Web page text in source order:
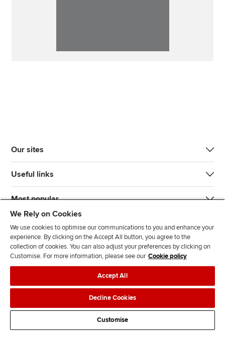
Our sites
Useful links
Most popular
n
s
l
l
o
w
l
l
o
w
T
k
d
s
Legal policiesData protection & cookies
AdvertisingSite mapContact us
We Rely on Cookies
We use cookies to optimise our communications to you and enhance your
experience. By clicking on the Accept All button, you agree to the
collection of cookies. You can also adjust your preferences by clicking on
Customise. For more information, please see our Cookie policy
Accept All
Decline Cookies
Customise